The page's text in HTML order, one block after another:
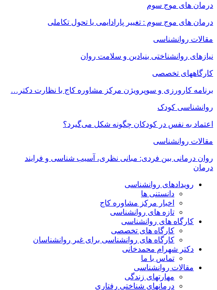
درمان های موج سوم
درمان های موج سوم : تغییر پارادایمی یا تحول تکاملی
مقالات روانشناسی
نیازهای روانشناختی بنیادین و سلامت روان
کارگاههای تخصصی
برنامه کارورزی و سوپرویژن مرکز مشاوره کاج با نظارت دکتر…
روانشناسی کودک
اعتماد به‌ نفس در کودکان چگونه شکل می‌گیرد؟
مقالات روانشناسی
روان درمانی بین فردی: مبانی نظری، آسیب شناسی و فرایند
درمان
رویدادهای روانشناسی
دانستنی ها
اخبار مرکز مشاوره کاج
تازه های روانشناسی
کارگاه های روانشناسی
کارگاه های تخصصی
کارگاه های روانشناسی برای غیر روانشناسان
دکتر شهرام محمدخانی
تماس با ما
مقالات روانشناسی
مهارتهای زندگی
درمانهای شناختی رفتاری